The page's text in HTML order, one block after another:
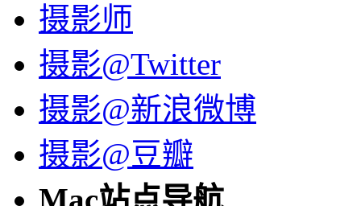
摄影师
摄影@Twitter
摄影@新浪微博
摄影@豆瓣
Mac站点导航